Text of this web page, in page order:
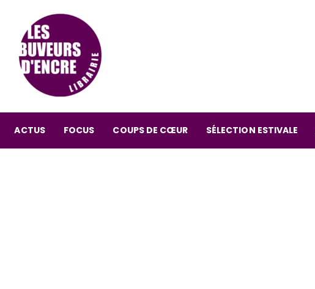
ACTUS FOCUS COUPS DE CŒUR SÉLECTION ESTIVALE